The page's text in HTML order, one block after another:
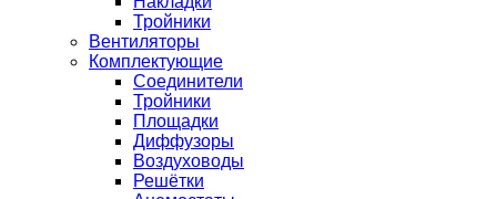
Тройники
Вентиляторы
Комплектующие
Соединители
Тройники
Площадки
Диффузоры
Воздуховоды
Решётки